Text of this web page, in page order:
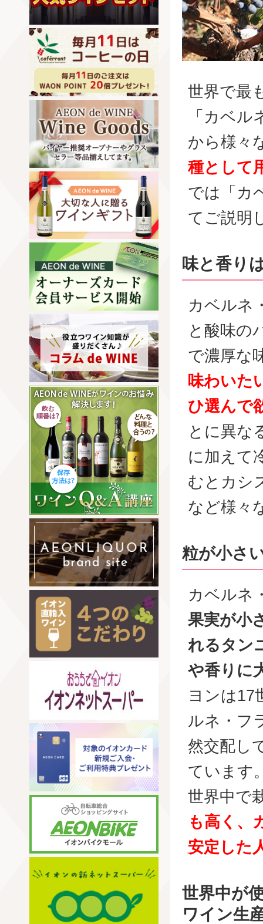
世界で最
「カベ
から様々
種として
では「カ
てご説明
味と香り
カベルネ
と酸味の
で濃厚な
味わいた
ひ選んで
とに異な
に加えて
むとカシ
など様々
粒が小さ
カベルネ
果実が小
れるタン
や香りに
ヨンは17
ルネ・フ
然交配し
ています
世界中で
も高く、
安定した
世界中が
ワイン生